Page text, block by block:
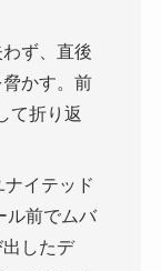
ず、直後
かす。前
て折り返
イテッド
ル前でムバ
したデ